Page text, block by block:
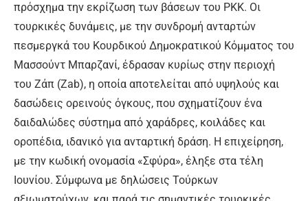
πρόσχημα την εκρίζωση των βάσεων του PKK. Οι
τουρκικές δυνάμεις, με την συνδρομή ανταρτών
πεσμεργκά του Κουρδικού Δημοκρατικού Κόμματος του
Μασσούντ Μπαρζανί, έδρασαν κυρίως στην περιοχή
του Ζάπ (Zab), η οποία αποτελείται από υψηλούς και
δασώδεις ορεινούς όγκους, που σχηματίζουν ένα
δαιδαλώδες σύστημα από χαράδρες, κοιλάδες και
οροπέδια, ιδανικό για ανταρτική δράση. Η επιχείρηση,
με την κωδική ονομασία «Σφύρα», έληξε στα τέλη
Ιουνίου. Σύμφωνα με δηλώσεις Τούρκων